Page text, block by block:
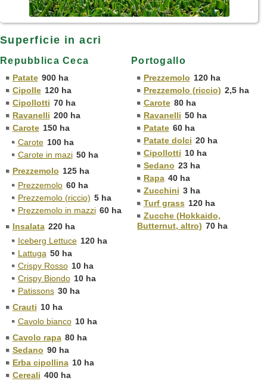
Superficie in acri
Repubblica Ceca
Patate 900 ha
Cipolle 120 ha
Cipollotti 70 ha
Ravanelli 200 ha
Carote 150 ha
Carote 100 ha
Carote in mazi 50 ha
Prezzemolo 125 ha
Prezzemolo 60 ha
Prezzemolo (riccio) 5 ha
Prezzemolo in mazzi 60 ha
Insalata 220 ha
Iceberg Lettuce 120 ha
Lattuga 50 ha
Crispy Rosso 10 ha
Crispy Biondo 10 ha
Patissons 30 ha
Crauti 10 ha
Cavolo bianco 10 ha
Cavolo rapa 80 ha
Sedano 90 ha
Erba cipollina 10 ha
Cereali 400 ha
Portogallo
Prezzemolo 120 ha
Prezzemolo (riccio) 2,5 ha
Carote 80 ha
Ravanelli 50 ha
Patate 60 ha
Patate dolci 20 ha
Cipollotti 10 ha
Sedano 23 ha
Rapa 40 ha
Zucchini 3 ha
Turf grass 120 ha
Zucche (Hokkaido,
Butternut, altro) 70 ha